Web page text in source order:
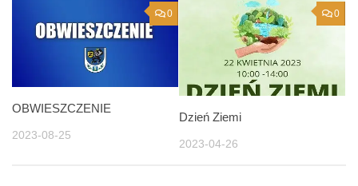
0
OBWIESZCZENIE
2023-08-25
0
Dzień Ziemi
2023-04-26